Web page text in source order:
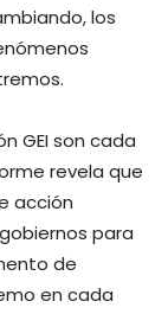
los
GEI son cada
revela que
acción
para
de
en cada